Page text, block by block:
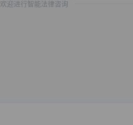
欢迎进行智能法律咨询